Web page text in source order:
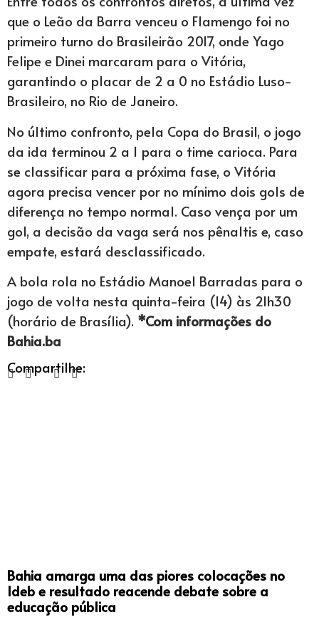
que o Leão da Barra venceu o Flamengo foi no
primeiro turno do Brasileirão 2017, onde Yago
Felipe e Dinei marcaram para o Vitória,
garantindo o placar de 2 a 0 no Estádio Luso-
Brasileiro, no Rio de Janeiro.
No último confronto, pela Copa do Brasil, o jogo
da ida terminou 2 a 1 para o time carioca. Para
se classificar para a próxima fase, o Vitória
agora precisa vencer por no mínimo dois gols de
diferença no tempo normal. Caso vença por um
gol, a decisão da vaga será nos pênaltis e, caso
empate, estará desclassificado.
A bola rola no Estádio Manoel Barradas para o
jogo de volta nesta quinta-feira (14) às 21h30
(horário de Brasília). *Com informações do
Bahia.ba
Compartilhe:
Bahia amarga uma das piores colocações no
Ideb e resultado reacende debate sobre a
educação pública